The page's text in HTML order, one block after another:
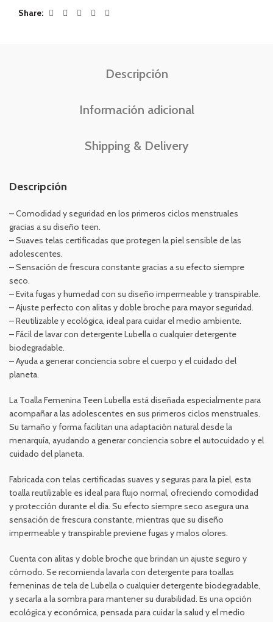
Share
Descripción
Información adicional
Shipping & Delivery
Descripción
– Comodidad y seguridad en los primeros ciclos menstruales
gracias a su diseño teen.
– Suaves telas certificadas que protegen la piel sensible de las
adolescentes.
– Sensación de frescura constante gracias a su efecto siempre
seco.
– Evita fugas y humedad con su diseño impermeable y transpirable.
– Ajuste perfecto con alitas y doble broche para mayor seguridad.
– Reutilizable y ecológica, ideal para cuidar el medio ambiente.
– Fácil de lavar con detergente Lubella o cualquier detergente
biodegradable.
– Ayuda a generar conciencia sobre el cuerpo y el cuidado del
planeta.
La Toalla Femenina Teen Lubella está diseñada especialmente para
acompañar a las adolescentes en sus primeros ciclos menstruales.
Su tamaño y forma facilitan una adaptación natural desde la
menarquía, ayudando a generar conciencia sobre el autocuidado y el
cuidado del planeta.
Fabricada con telas certificadas suaves y seguras para la piel, esta
toalla reutilizable es ideal para flujo normal, ofreciendo comodidad
y protección durante el día. Su efecto siempre seco asegura una
sensación de frescura constante, mientras que su diseño
impermeable y transpirable previene fugas y malos olores.
Cuenta con alitas y doble broche que brindan un ajuste seguro y
cómodo. Se recomienda lavarla con detergente para toallas
femeninas de tela de Lubella o cualquier detergente biodegradable,
y secarla a la sombra para mantener su durabilidad. Es una opción
ecológica y económica, pensada para cuidar la salud y el medio